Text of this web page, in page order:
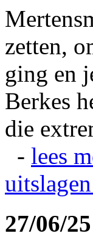
zetten,
ging en
Berkes
die
- lees
uitslagen
27/06/